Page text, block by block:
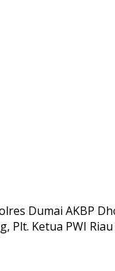
Dumai AKBP
Ketua PWI